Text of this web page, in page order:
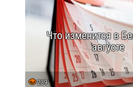
Что изменится в
августе
239